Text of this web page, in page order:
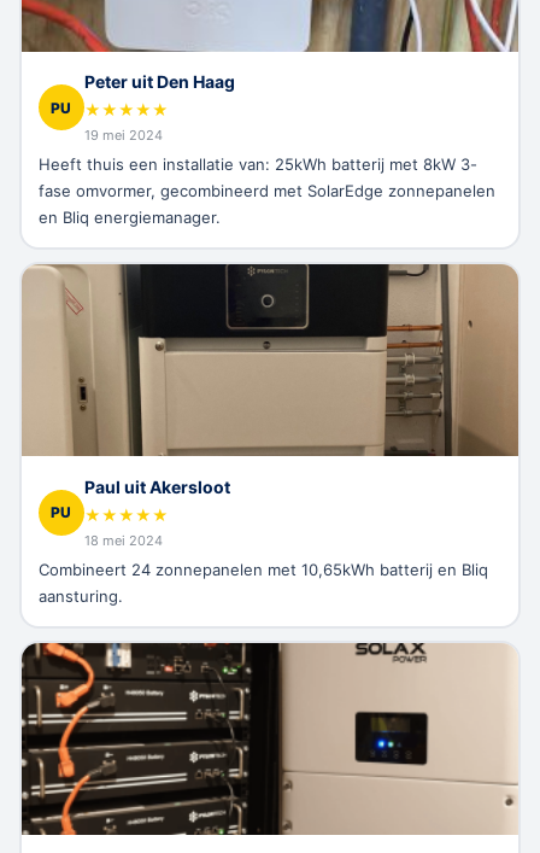
PU
Peter uit Den Haag
★★★★★
19 mei 2024
Heeft thuis een installatie van: 25kWh batterij met 8kW 3-
fase omvormer, gecombineerd met SolarEdge zonnepanelen
en Bliq energiemanager.
PU
Paul uit Akersloot
★★★★★
18 mei 2024
Combineert 24 zonnepanelen met 10,65kWh batterij en Bliq
aansturing.